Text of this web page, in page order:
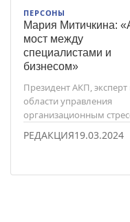
ПЕРСОНЫ
Мария Митичкина:
мост между
специалистами и
бизнесом»
Президент АКП, эксперт
области управления
организационным
настоящем и будущем
РЕДАКЦИЯ19.03.2024